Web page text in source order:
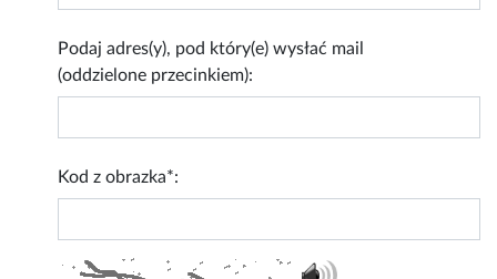
Podaj adres(y), pod który(e) wysłać mail
(oddzielone przecinkiem):
Kod z obrazka*: